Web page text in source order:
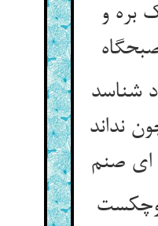
بره و
شناسد
نداند